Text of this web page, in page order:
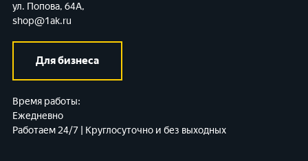
ул. Попова, 64А,
shop@1ak.ru
Для бизнеса
Время работы:
Ежедневно
Работаем 24/7 | Круглосуточно и без выходных